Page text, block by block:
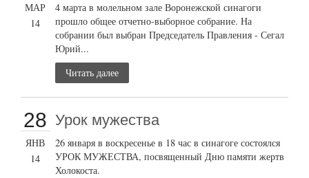
МАР
14
4 марта в молельном зале Воронежской синагоги
прошло общее отчетно-выборное собрание. На
собрании был выбран Председатель Правления - Сегал
Юрий...
Читать далее
28
ЯНВ
14
Урок мужества
26 января в воскресенье в 18 час в синагоге состоялся
УРОК МУЖЕСТВА, посвященный Дню памяти жертв
Холокоста.